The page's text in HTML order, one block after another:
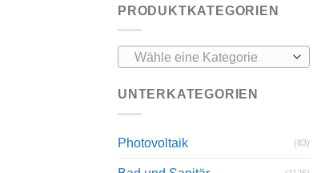
PRODUKTKATEGORIEN
Wähle eine Kategorie
UNTERKATEGORIEN
Photovoltaik (83)